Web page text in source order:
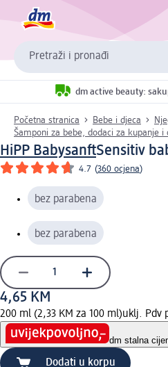
Pretraži i pronađi
dm active beauty:
Početna stranica Bebe i djeca
Šamponi za bebe, dodaci za kupanje i
HiPP BabysanftSensitiv
4.7 (360 ocjena)
bez parabena
bez parabena
4,65 KM
200 ml (2,33 KM za 100 ml)uklj. Pdv
dm stalna
Dodati u korpu